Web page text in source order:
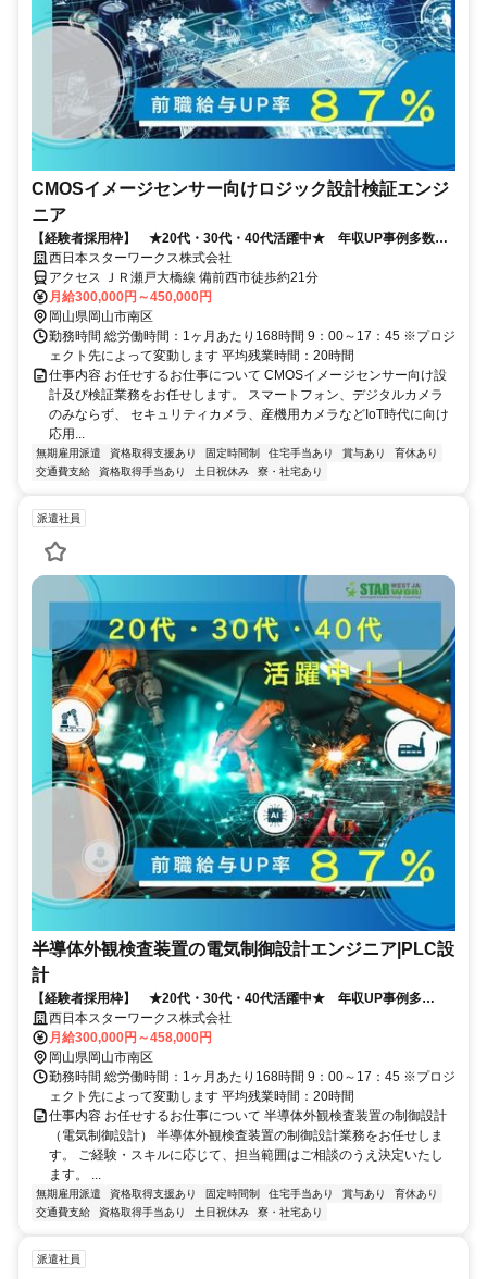
CMOSイメージセンサー向けロジック設計検証エンジ
ニア
【経験者採用枠】 ★20代・30代・40代活躍中★ 年収UP事例多数！
◎福岡U・Iターン補助充実◎
西日本スターワークス株式会社
アクセス ＪＲ瀬戸大橋線 備前西市徒歩約21分
月給300,000円～450,000円
岡山県岡山市南区
勤務時間 総労働時間：1ヶ月あたり168時間 9：00～17：45 ※プロジ
ェクト先によって変動します 平均残業時間：20時間
仕事内容 お任せするお仕事について CMOSイメージセンサー向け設
計及び検証業務をお任せします。 スマートフォン、デジタルカメラ
のみならず、 セキュリティカメラ、産機用カメラなどIoT時代に向け
応用...
無期雇用派遣 資格取得支援あり 固定時間制 住宅手当あり 賞与あり
育休あり
交通費支給
資格取得手当あり 土日祝休み 寮・社宅あり
派遣社員
半導体外観検査装置の電気制御設計エンジニア|PLC設
計
【経験者採用枠】 ★20代・30代・40代活躍中★ 年収UP事例多
数！！
西日本スターワークス株式会社
月給300,000円～458,000円
岡山県岡山市南区
勤務時間 総労働時間：1ヶ月あたり168時間 9：00～17：45 ※プロジ
ェクト先によって変動します 平均残業時間：20時間
仕事内容 お任せするお仕事について 半導体外観検査装置の制御設計
（電気制御設計） 半導体外観検査装置の制御設計業務をお任せしま
す。 ご経験・スキルに応じて、担当範囲はご相談のうえ決定いたし
ます。 ...
無期雇用派遣 資格取得支援あり 固定時間制 住宅手当あり 賞与あり
育休あり
交通費支給
資格取得手当あり 土日祝休み 寮・社宅あり
派遣社員